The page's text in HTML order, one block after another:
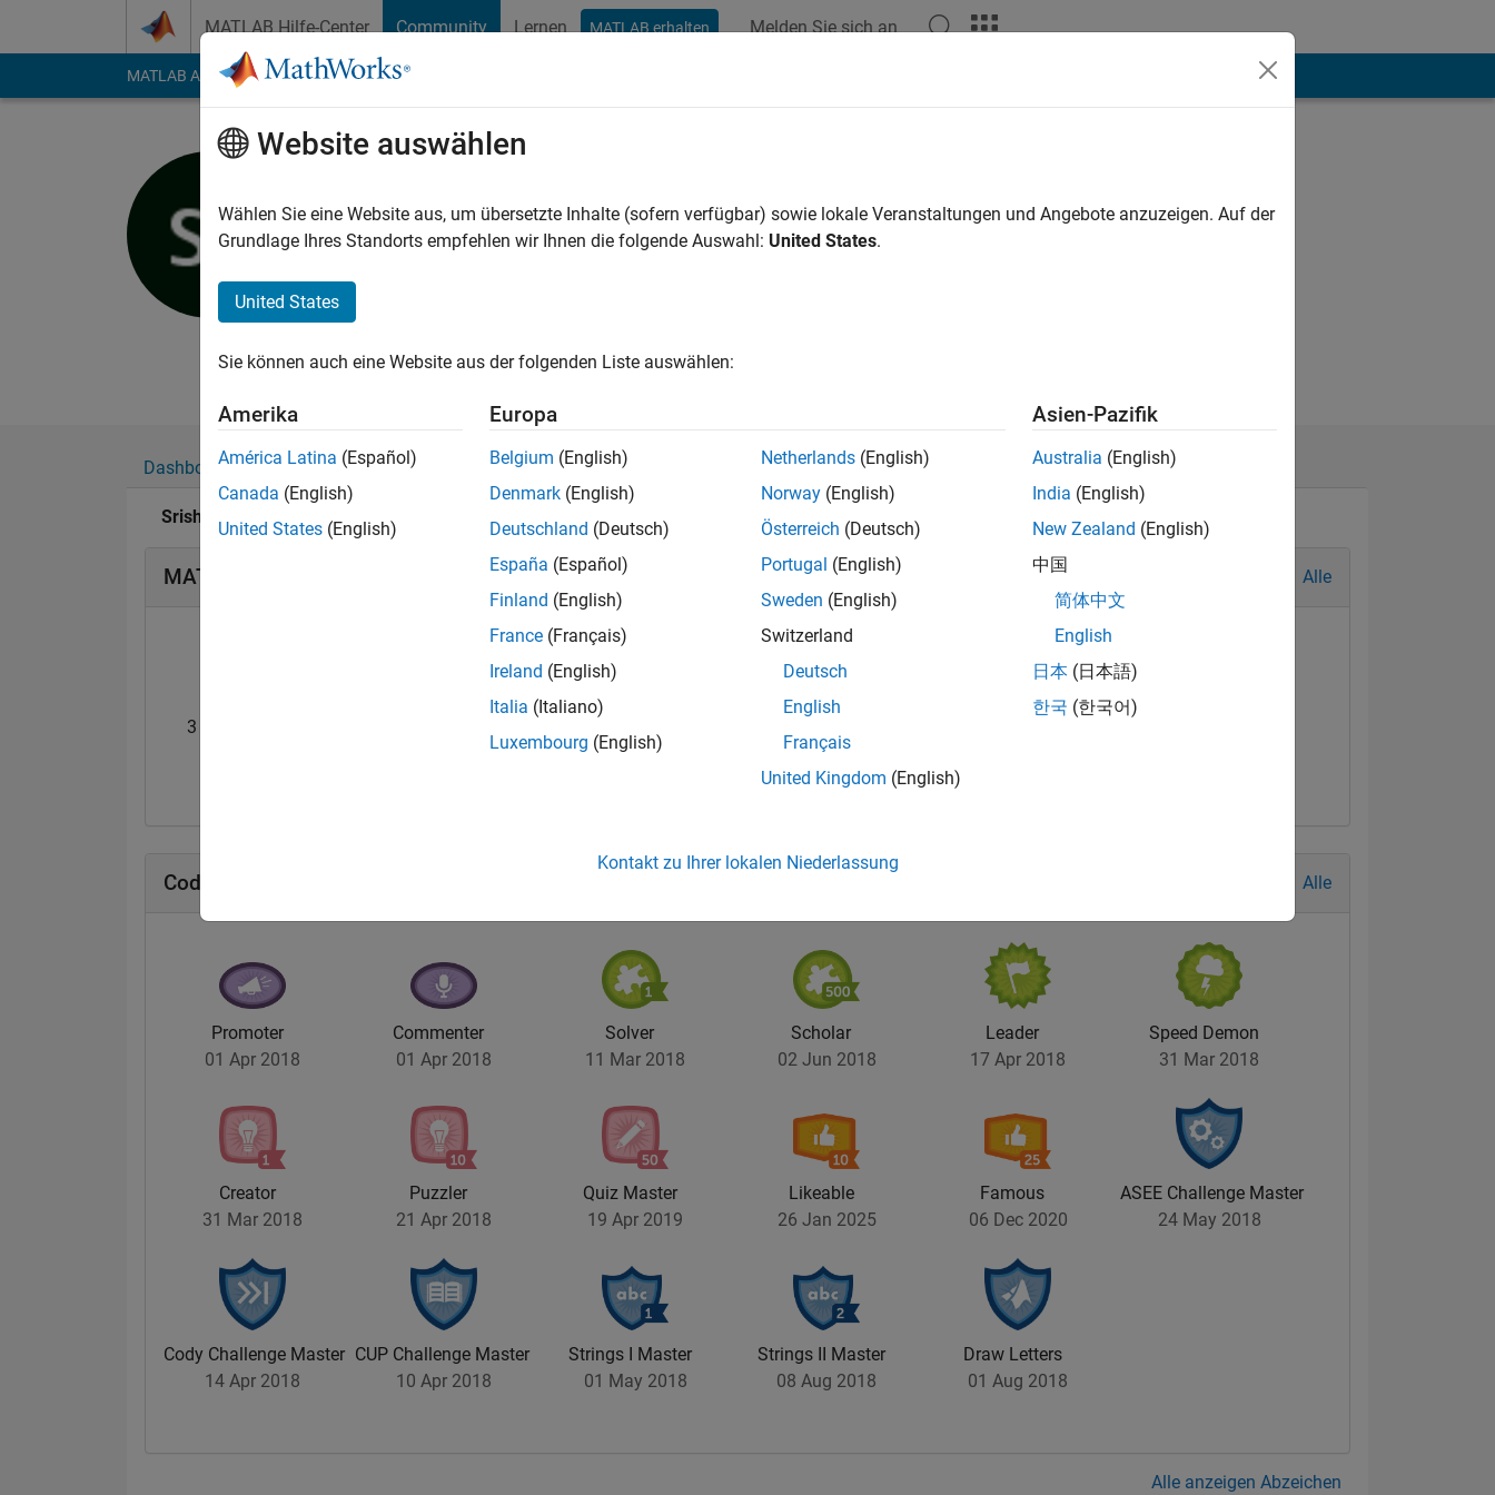
MATLAB Hilfe-Center Community Lernen MATLAB erhalten Melden Sie sich an
MATLAB Answers File Exchange Cody
Whitefield
Last seen: mehr als 5 Jahre vor|Aktiv seit 2018
Followers:
A data scientist by profession, electronic engineer by education and a coder by the hobby
Dashboard Abzeichen Empfehlungen
Srishti Saha's Abzeichen
MATLAB Answers Abzeichen Alle
3 Month Streak
07 May 2018
11 Mar 2018
10 Mar 2018
Cody Abzeichen Alle
Promoter
01 Apr 2018
Commenter
01 Apr 2018
Solver
11 Mar 2018
Scholar
02 Jun 2018
Leader
17 Apr 2018
Speed Demon
31 Mar 2018
Creator
31 Mar 2018
Puzzler
21 Apr 2018
Quiz Master
19 Apr 2019
Likeable
26 Jan 2025
Famous
06 Dec 2020
ASEE Challenge Master
24 May 2018
Cody Challenge Master
14 Apr 2018
CUP Challenge Master
10 Apr 2018
Strings I Master
01 May 2018
Strings II Master
08 Aug 2018
Draw Letters
01 Aug 2018
Alle anzeigen Abzeichen
Website auswählen
Wählen Sie eine Website aus, um übersetzte Inhalte (sofern verfügbar) sowie lokale Veranstaltungen und Angebote anzuzeigen. Auf der
Grundlage Ihres Standorts empfehlen wir Ihnen die folgende Auswahl: United States.
United States
Sie können auch eine Website aus der folgenden Liste auswählen:
Amerika
América Latina (Español)
Canada (English)
United States (English)
Europa
Belgium (English)
Denmark (English)
Deutschland (Deutsch)
España (Español)
Finland (English)
France (Français)
Ireland (English)
Italia (Italiano)
Luxembourg (English)
Netherlands (English)
Norway (English)
Österreich (Deutsch)
Portugal (English)
Sweden (English)
Switzerland
Deutsch
English
Français
United Kingdom (English)
Asien-Pazifik
Australia (English)
India (English)
New Zealand (English)
中国
简体中文
English
日本 (日本語)
한국 (한국어)
Kontakt zu Ihrer lokalen Niederlassung